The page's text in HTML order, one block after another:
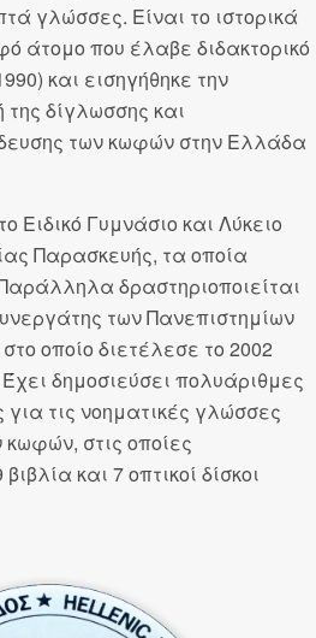
γλώσσες. Είναι το ιστορικά
άτομο που έλαβε διδακτορικό
και εισηγήθηκε την
δίγλωσσης και
των κωφών στην Ελλάδα
Ειδικό Γυμνάσιο και Λύκειο
Παρασκευής, τα οποία
δραστηριοποιείται
των Πανεπιστημίων
οποίο διετέλεσε το 2002
δημοσιεύσει πολυάριθμες
για τις νοηματικές γλώσσες
κωφών, στις οποίες
και 7 οπτικοί δίσκοι